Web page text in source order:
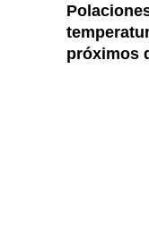
próximos